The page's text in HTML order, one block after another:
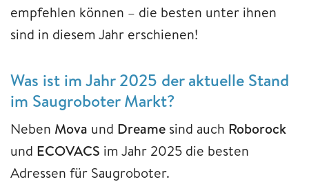
empfehlen können – die besten unter ihnen
sind in diesem Jahr erschienen!
Was ist im Jahr 2025 der aktuelle Stand
im Saugroboter Markt?
Neben Mova und Dreame sind auch Roborock
und ECOVACS im Jahr 2025 die besten
Adressen für Saugroboter.